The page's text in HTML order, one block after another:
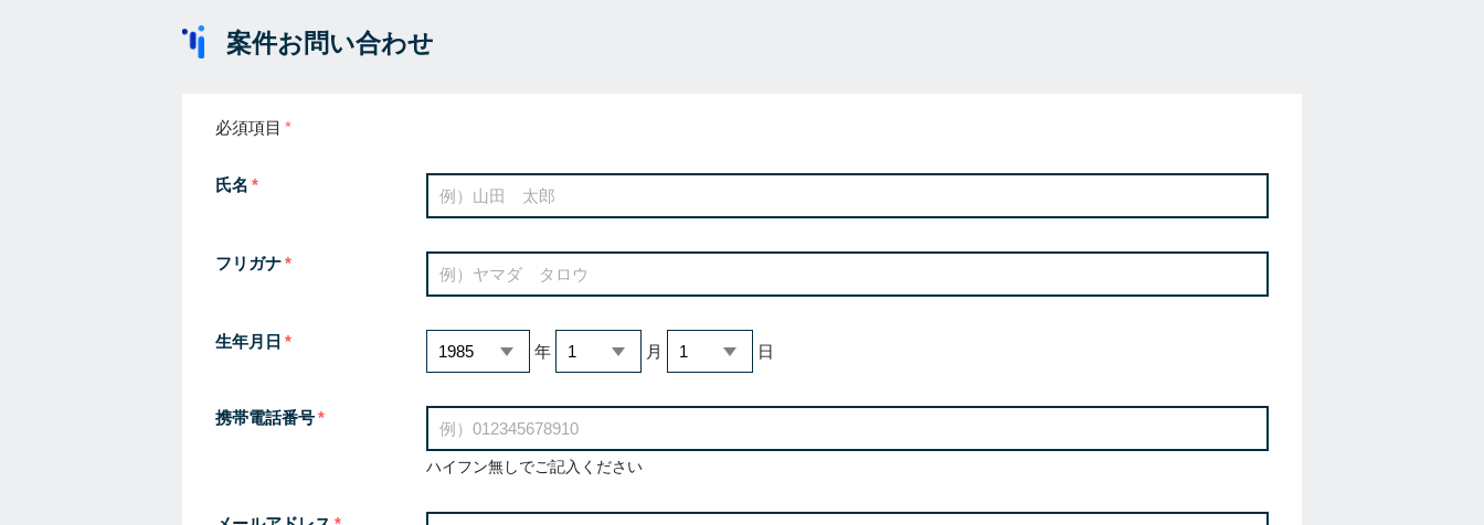
案件お問い合わせ
必須項目
氏名
フリガナ
生年月日
年 月 日
携帯電話番号
ハイフン無しでご記入ください